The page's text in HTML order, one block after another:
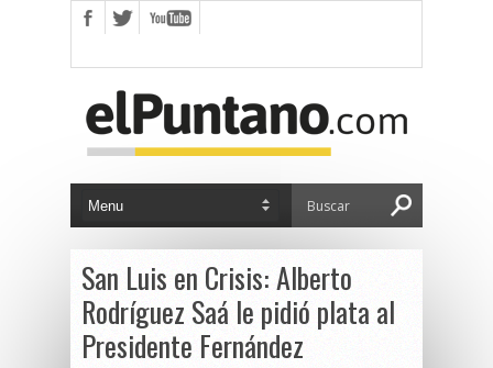
San Luis en Crisis: Alberto
Rodríguez Saá le pidió plata al
Presidente Fernández